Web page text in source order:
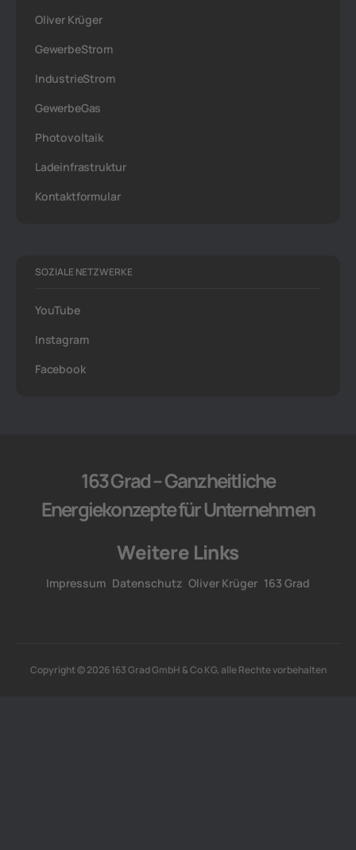
Oliver Krüger
GewerbeStrom
IndustrieStrom
GewerbeGas
Photovoltaik
Ladeinfrastruktur
Kontaktformular
SOZIALE NETZWERKE
YouTube
Instagram
Facebook
163 Grad – Ganzheitliche
Energiekonzepte für Unternehmen
Weitere Links
Impressum Datenschutz Oliver Krüger 163 Grad
Copyright © 2026 163 Grad GmbH & Co KG, alle Rechte vorbehalten